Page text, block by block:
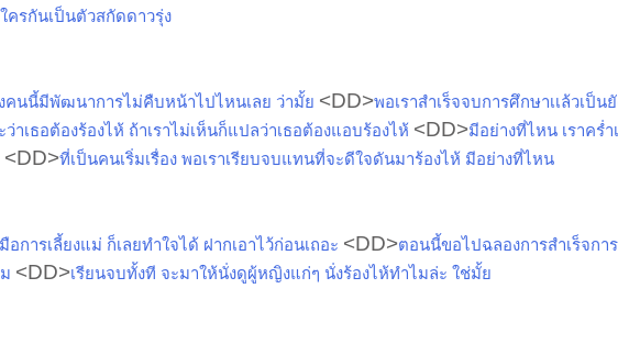
ครกันเป็นตัวสกัดดาวรุ่ง
นนี้มีพัฒนาการไม่คืบหน้าไปไหนเลย ว่ามั้ย <DD>พอเราสำเร็จจบการศึกษาเเล้วเป็นยั
ว่าเธอต้องร้องไห้ ถ้าเราไม่เห็นก็แปลว่าเธอต้องแอบร้องไห้ <DD>มีอย่างที่ไหน เราคร่ำ
<DD>ที่เป็นคนเริ่มเรื่อง พอเราเรียบจบแทนที่จะดีใจดันมาร้องไห้ มีอย่างที่ไหน
อการเลี้ยงแม่ ก็เลยทำใจได้ ฝากเอาไว้ก่อนเถอะ <DD>ตอนนี้ขอไปฉลองการสำเร็จกา
<DD>เรียนจบทั้งที จะมาให้นั่งดูผู้หญิงแก่ๆ นั่งร้องไห้ทำไมล่ะ ใช่มั้ย